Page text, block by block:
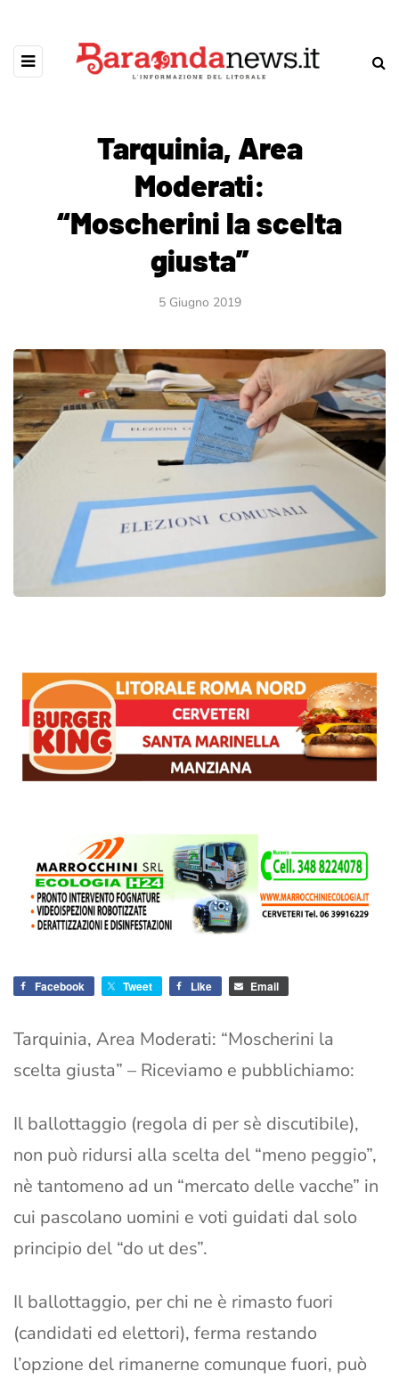
Tarquinia, Area
Moderati:
“Moscherini la scelta
giusta”
5 Giugno 2019
Facebook Tweet Like Email
Tarquinia, Area Moderati: “Moscherini la
scelta giusta” – Riceviamo e pubblichiamo:
Il ballottaggio (regola di per sè discutibile),
non può ridursi alla scelta del “meno peggio”,
nè tantomeno ad un “mercato delle vacche” in
cui pascolano uomini e voti guidati dal solo
principio del “do ut des”.
Il ballottaggio, per chi ne è rimasto fuori
(candidati ed elettori), ferma restando
l’opzione del rimanerne comunque fuori, può